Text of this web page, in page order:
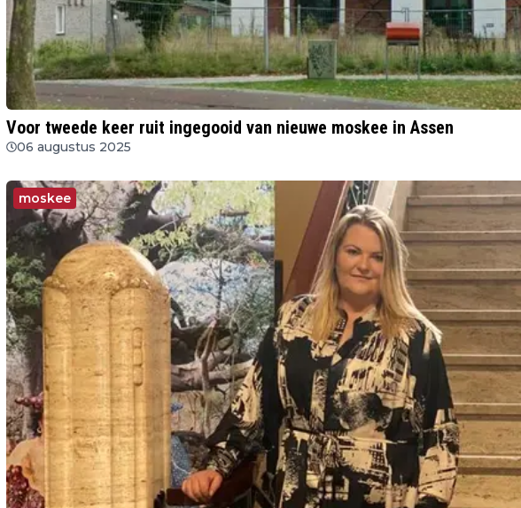
Voor tweede keer ruit ingegooid van nieuwe moskee in Assen
06 augustus 2025
moskee